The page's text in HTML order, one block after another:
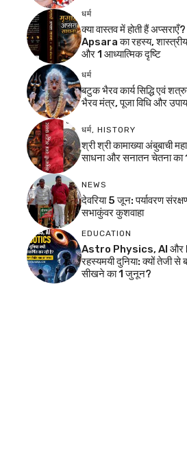
धर्म
क्या वास्तव में होती हैं
Apsara का रहस्य, शास्त्रीय
और 1 आध्यात्मिक दृष्टि
धर्म
बटुक भैरव कार्य सिद्धि एवं
भैरव मंत्र, पूजा विधि और उपाय
धर्म, HISTORY
श्री श्री कामाख्या अंबुबाची
साधना और सनातन चेतना का
NEWS
देवरिया 5 जून: पर्यावरण
सभाकुंवर कुशवाहा
EDUCATION
Astro Physics, AI और
रहस्यमयी दुनिया: क्यों तेजी से
सीखने का 1 जुनून?